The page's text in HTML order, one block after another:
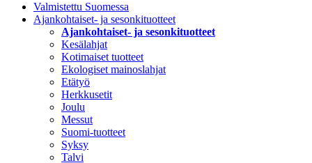
Valmistettu Suomessa
Ajankohtaiset- ja sesonkituotteet
Ajankohtaiset- ja sesonkituotteet
Kesälahjat
Kotimaiset tuotteet
Ekologiset mainoslahjat
Etätyö
Herkkusetit
Joulu
Messut
Suomi-tuotteet
Syksy
Talvi